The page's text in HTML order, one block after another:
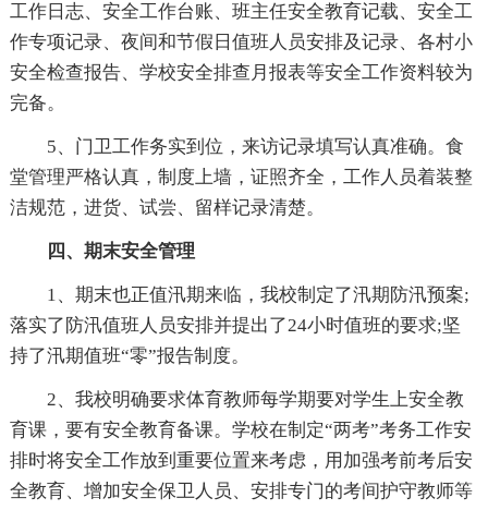
工作日志、安全工作台账、班主任安全教育记载、安全工
作专项记录、夜间和节假日值班人员安排及记录、各村小
安全检查报告、学校安全排查月报表等安全工作资料较为
完备。
5、门卫工作务实到位，来访记录填写认真准确。食
堂管理严格认真，制度上墙，证照齐全，工作人员着装整
洁规范，进货、试尝、留样记录清楚。
四、期末安全管理
1、期末也正值汛期来临，我校制定了汛期防汛预案;
落实了防汛值班人员安排并提出了24小时值班的要求;坚
持了汛期值班“零”报告制度。
2、我校明确要求体育教师每学期要对学生上安全教
育课，要有安全教育备课。学校在制定“两考”考务工作安
排时将安全工作放到重要位置来考虑，用加强考前考后安
全教育、增加安全保卫人员、安排专门的考间护守教师等